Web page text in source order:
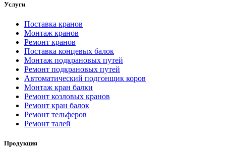
Услуги
Поставка кранов
Монтаж кранов
Ремонт кранов
Поставка концевых балок
Монтаж подкрановых путей
Ремонт подкрановых путей
Автоматический подгонщик коров
Монтаж кран балки
Ремонт козловых кранов
Ремонт кран балок
Ремонт тельферов
Ремонт талей
Продукция